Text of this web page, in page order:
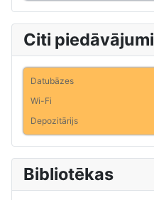
Citi piedāvājumi
Datubāzes
Wi-Fi
Depozitārijs
Bibliotēkas